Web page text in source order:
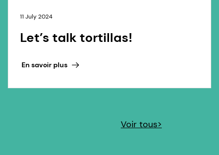
11 July 2024
Let’s talk tortillas!
En savoir plus
Voir tous>